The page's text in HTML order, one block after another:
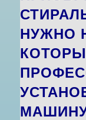
НУЖНО